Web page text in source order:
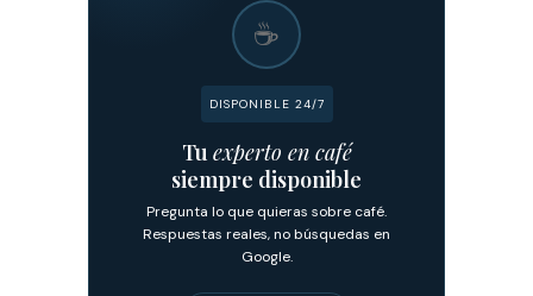
☕
DISPONIBLE 24/7
Tu experto en café
siempre disponible
Pregunta lo que quieras sobre café.
Respuestas reales, no búsquedas en
Google.